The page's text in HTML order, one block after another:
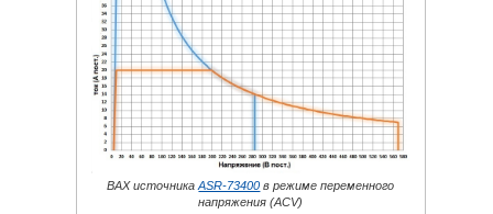
ВАХ источникаASR-73400 в режиме переменного
напряжения (ACV)